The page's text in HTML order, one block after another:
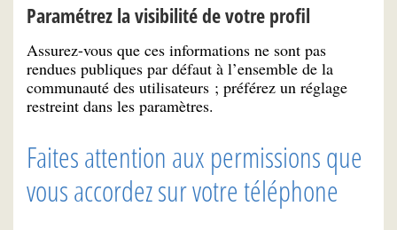
Paramétrez la visibilité de votre profil
Assurez-vous que ces informations ne sont pas
rendues publiques par défaut à l’ensemble de la
communauté des utilisateurs ; préférez un réglage
restreint dans les paramètres.
Faites attention aux permissions que
vous accordez sur votre téléphone